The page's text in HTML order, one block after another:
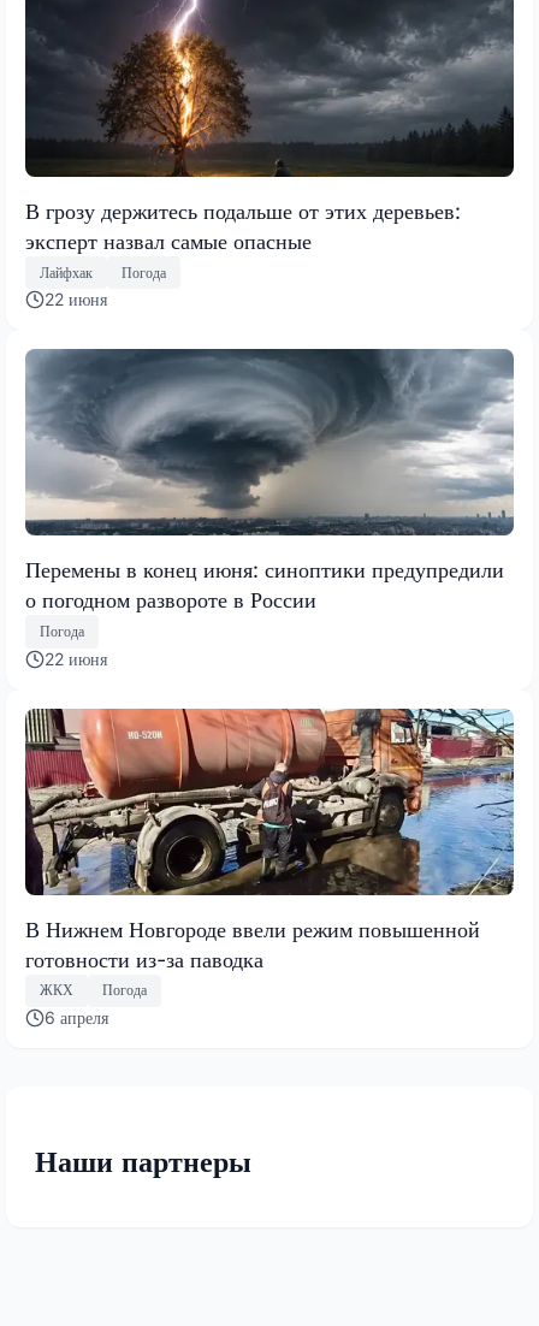
В грозу держитесь подальше от этих деревьев:
эксперт назвал самые опасные
Лайфхак Погода
22 июня
Перемены в конец июня: синоптики предупредили
о погодном развороте в России
Погода
22 июня
В Нижнем Новгороде ввели режим повышенной
готовности из-за паводка
ЖКХ Погода
6 апреля
Наши партнеры